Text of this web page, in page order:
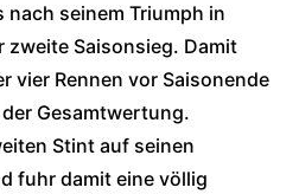
seinem Triumph in
zweite Saisonsieg. Damit
vier Rennen vor Saisonende
Gesamtwertung.
Stint auf seinen
fuhr damit eine völlig